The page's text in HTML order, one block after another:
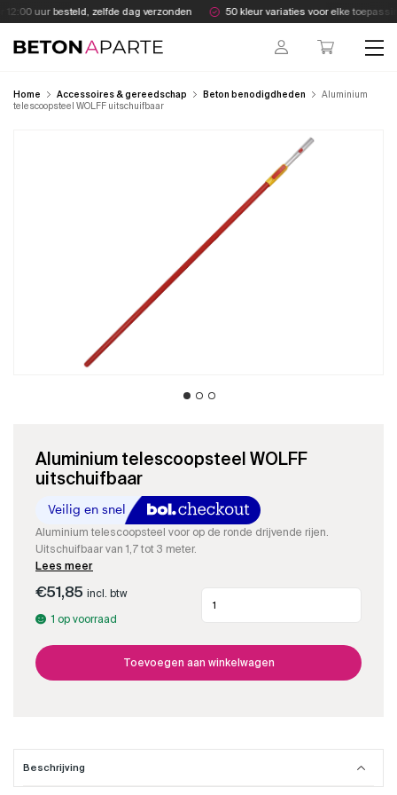
Skip
to
content
uur besteld, zelfde dag verzonden 50 kleur variaties voor elke
Beton Aparte
Home Accessoires & gereedschap Beton benodigdheden
Aluminium
telescoopsteel WOLFF uitschuifbaar
Aluminium telescoopsteel WOLFF
uitschuifbaar
Aluminium telescoopsteel voor op de ronde drijvende rijen.
Uitschuifbaar van 1,7 tot 3 meter.
Lees meer
€51,85 incl. btw
1 op voorraad
Toevoegen aan winkelwagen
Beschrijving